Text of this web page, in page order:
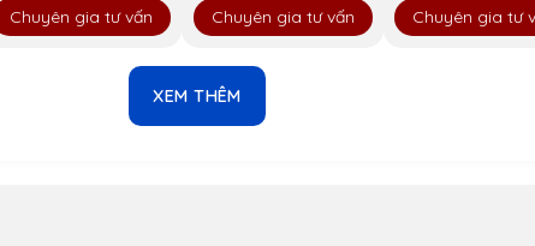
Chuyên gia tư vấn Chuyên gia tư vấn Chuyên gia tư
XEM THÊM